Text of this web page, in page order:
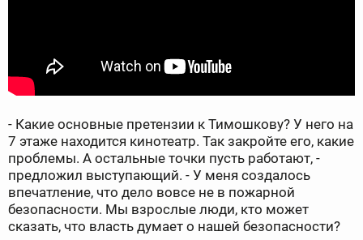
- Какие основные претензии к Тимошкову? У него на
7 этаже находится кинотеатр. Так закройте его, какие
проблемы. А остальные точки пусть работают, -
предложил выступающий. - У меня создалось
впечатление, что дело вовсе не в пожарной
безопасности. Мы взрослые люди, кто может
сказать, что власть думает о нашей безопасности?